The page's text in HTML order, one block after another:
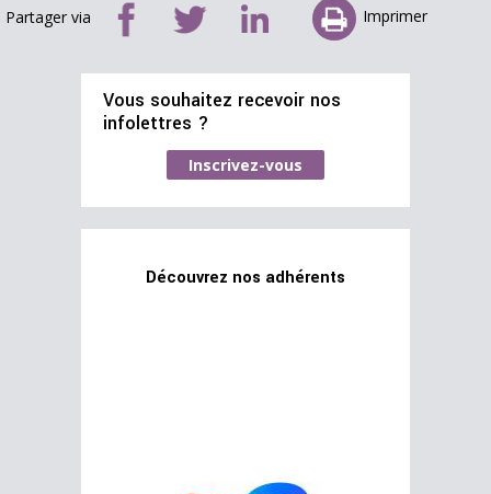
Partager via Imprimer
Vous souhaitez recevoir nos
infolettres ?
Inscrivez-vous
Découvrez nos adhérents